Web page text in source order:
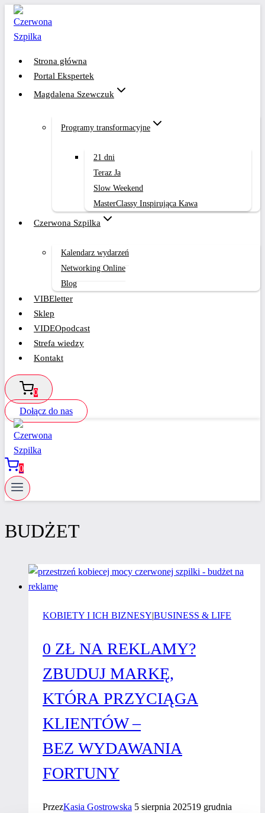
Przejdź
treści
Strona główna
Portal Ekspertek
Magdalena Szewczuk
Programy transformacyjne
21 dni
Teraz Ja
Slow Weekend
MasterClassy Inspirująca Kawa
Czerwona Szpilka
Kalendarz wydarzeń
Networking Online
Blog
VIBEletter
Sklep
VIDEOpodcast
Strefa wiedzy
Kontakt
0
Dołącz do nas
0
BUDŻET
KOBIETY I ICH BIZNESY|BUSINESS & LIFE
0 ZŁ NA REKLAMY?
ZBUDUJ MARKĘ,
KTÓRA PRZYCIĄGA
KLIENTÓW –
BEZ WYDAWANIA
FORTUNY
PrzezKasia Gostrowska 5 sierpnia 202519 grudnia